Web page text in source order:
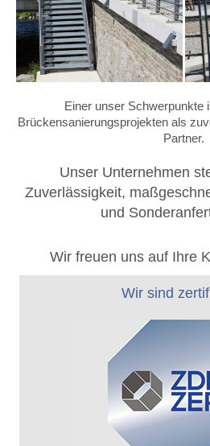
Einer unser Schwerpunkte
Brückensanierungsprojekten als
Partner.
Unser Unternehmen
Zuverlässigkeit,
und
Wir freuen uns auf Ihre
Wir sind